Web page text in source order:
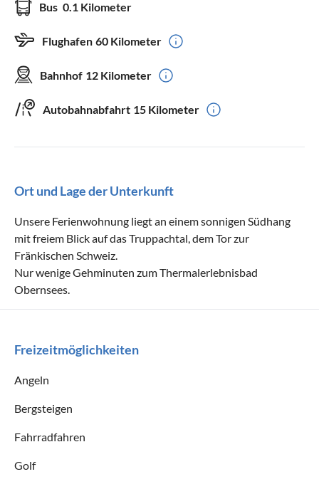
Bus 0.1 Kilometer
Flughafen 60 Kilometer
Bahnhof 12 Kilometer
Autobahnabfahrt 15 Kilometer
Ort und Lage der Unterkunft
Unsere Ferienwohnung liegt an einem sonnigen Südhang
mit freiem Blick auf das Truppachtal, dem Tor zur
Fränkischen Schweiz.
Nur wenige Gehminuten zum Thermalerlebnisbad
Obernsees.
Freizeitmöglichkeiten
Angeln
Bergsteigen
Fahrradfahren
Golf